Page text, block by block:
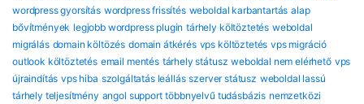
wordpress gyorsítás wordpress frissítés weboldal karbantartás alap
bővítmények legjobb wordpress plugin tárhely költöztetés weboldal
migrálás domain költözés domain átkérés vps költöztetés vps migráció
outlook költöztetés email mentés tárhely státusz weboldal nem elérhető vps
újraindítás vps hiba szolgáltatás leállás szerver státusz weboldal lassú
tárhely teljesítmény angol support többnyelvű tudásbázis nemzetközi